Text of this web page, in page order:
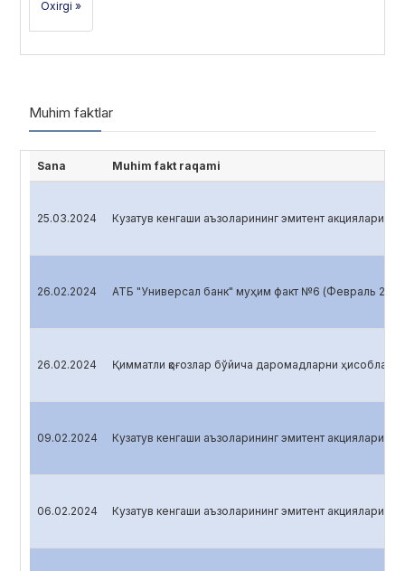
Oxirgi »
Muhim faktlar
Sana Muhim fakt raqami
25.03.2024 Кузатув кенгаши аъзоларининг эмитент
26.02.2024 АТБ "Универсал банк" муҳим факт №6 (Февраль
26.02.2024 Қимматли қоғозлар бўйича даромадларни
09.02.2024 Кузатув кенгаши аъзоларининг эмитент
06.02.2024 Кузатув кенгаши аъзоларининг эмитент